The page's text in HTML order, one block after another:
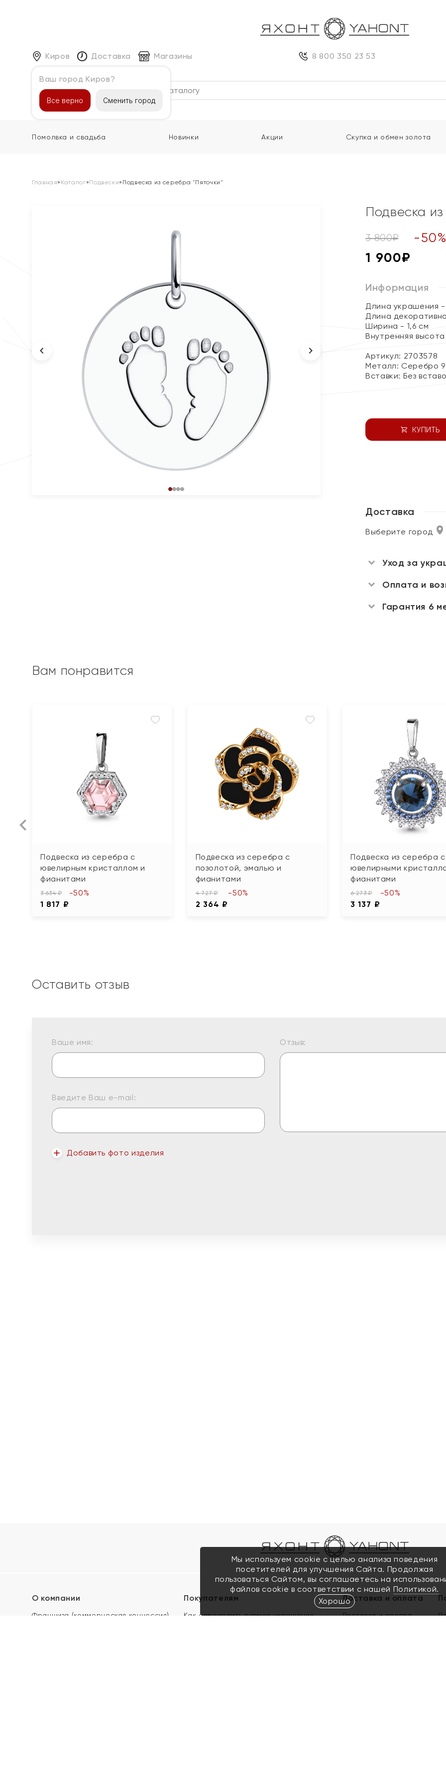
Киров
Ваш город Киров?
Все верно Сменить город
Доставка Магазины 8 800 350 23 53
Каталог
Помолвка и свадьба Новинки Акции Скупка и обмен золота
Главная» Каталог»Подвески» Подвеска из серебра "Пяточки"
Подвеска
3 800₽ -50%
1 900₽
Информация
Длина украшения -
Длина
Ширина - 1,6 см
Внутренняя
Артикул: 2703578
Металл: Серебро
Вставки: Без
КУПИТЬ
Доставка
Выберите город
Уход за
Оплата и
Гарантия 6
Вам понравится
Подвеска из серебра с
ювелирным кристаллом и
фианитами
3 634 ₽
1 817 ₽
-50%
Подвеска из серебра с
позолотой, эмалью и
фианитами
4 727 ₽
2 364 ₽
-50%
Подвеска из серебра с
ювелирными
фианитами
6 273 ₽
3 137 ₽
-50%
Оставить отзыв
Ваше имя:
Введите Ваш e-mail:
Добавить фото изделия
Отзыв:
О компании
Франшиза (коммерческая концессия)
Покупателям
Как определить размер украшения
Доставка и оплата
Доставка и оплата
Мы используем cookie с целью анализа поведения
посетителей для улучшения Сайта. Продолжая
пользоваться Сайтом, вы соглашаетесь на
файлов cookie в соответствии с нашей Политикой.
Хорошо